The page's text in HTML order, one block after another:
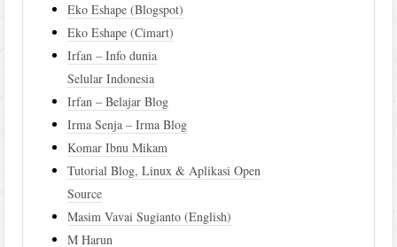
Eko Eshape (Blogspot)
Eko Eshape (Cimart)
Irfan – Info dunia
Selular Indonesia
Irfan – Belajar Blog
Irma Senja – Irma Blog
Komar Ibnu Mikam
Tutorial Blog, Linux & Aplikasi Open
Source
Masim Vavai Sugianto (English)
M Harun